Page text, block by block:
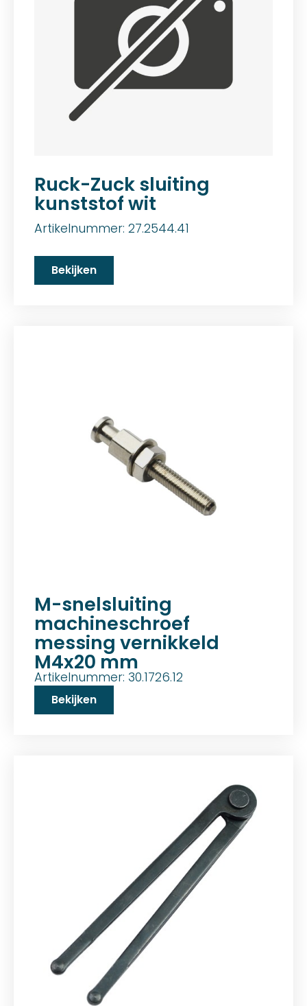
Ruck-Zuck sluiting
kunststof wit
Artikelnummer: 27.2544.41
Bekijken
M-snelsluiting
machineschroef
messing vernikkeld
M4x20 mm
Artikelnummer: 30.1726.12
Bekijken